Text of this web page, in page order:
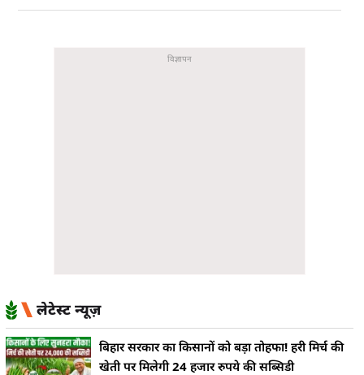
लेटेस्ट न्यूज़
बिहार सरकार का किसानों को बड़ा तोहफा! हरी मिर्च की
खेती पर मिलेगी 24 हजार रुपये की सब्सिडी